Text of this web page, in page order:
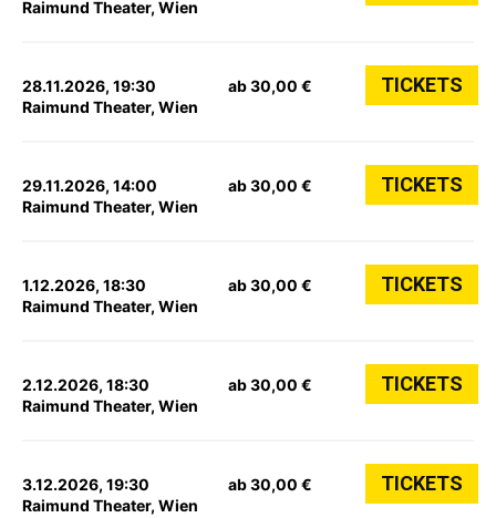
Raimund Theater, Wien
28.11.2026, 19:30
Raimund Theater, Wien
ab 30,00 € TICKETS
29.11.2026, 14:00
Raimund Theater, Wien
ab 30,00 € TICKETS
1.12.2026, 18:30
Raimund Theater, Wien
ab 30,00 € TICKETS
2.12.2026, 18:30
Raimund Theater, Wien
ab 30,00 € TICKETS
3.12.2026, 19:30
Raimund Theater, Wien
ab 30,00 € TICKETS